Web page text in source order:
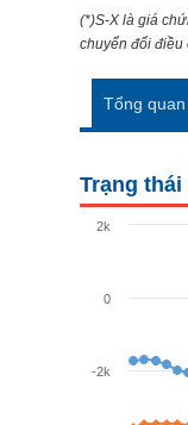
(*)S-X là giá
chuyển đổi điều
Tổng quan
Trạng
-2k
0
2k
PHÂN TÍCH
VS-SECTOR
NGUYÊN
TIÊU
TIÊU
CHĂM